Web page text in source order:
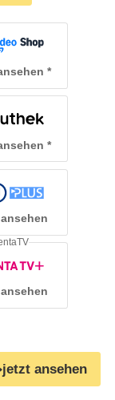
jetzt ansehen